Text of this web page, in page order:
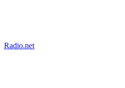
Radio.net